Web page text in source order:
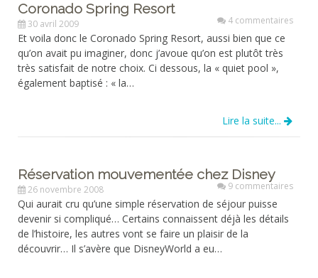
Coronado Spring Resort
30 avril 2009 4 commentaires
Et voila donc le Coronado Spring Resort, aussi bien que ce
qu’on avait pu imaginer, donc j’avoue qu’on est plutôt très
très satisfait de notre choix. Ci dessous, la « quiet pool »,
également baptisé : « la…
Lire la suite...
Réservation mouvementée chez Disney
26 novembre 2008 9 commentaires
Qui aurait cru qu’une simple réservation de séjour puisse
devenir si compliqué… Certains connaissent déjà les détails
de l’histoire, les autres vont se faire un plaisir de la
découvrir… Il s’avère que DisneyWorld a eu…